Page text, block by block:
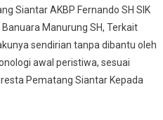
Siantar AKBP Fernando SH SIK
Manurung SH, Terkait
sendirian tanpa dibantu oleh
awal peristiwa, sesuai
Pematang Siantar Kepada